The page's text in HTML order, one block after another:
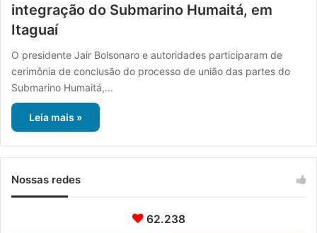
integração do Submarino Humaitá, em
Itaguaí
O presidente Jair Bolsonaro e autoridades participaram de
cerimônia de conclusão do processo de união das partes do
Submarino Humaitá,…
Leia mais »
Nossas redes
62.238